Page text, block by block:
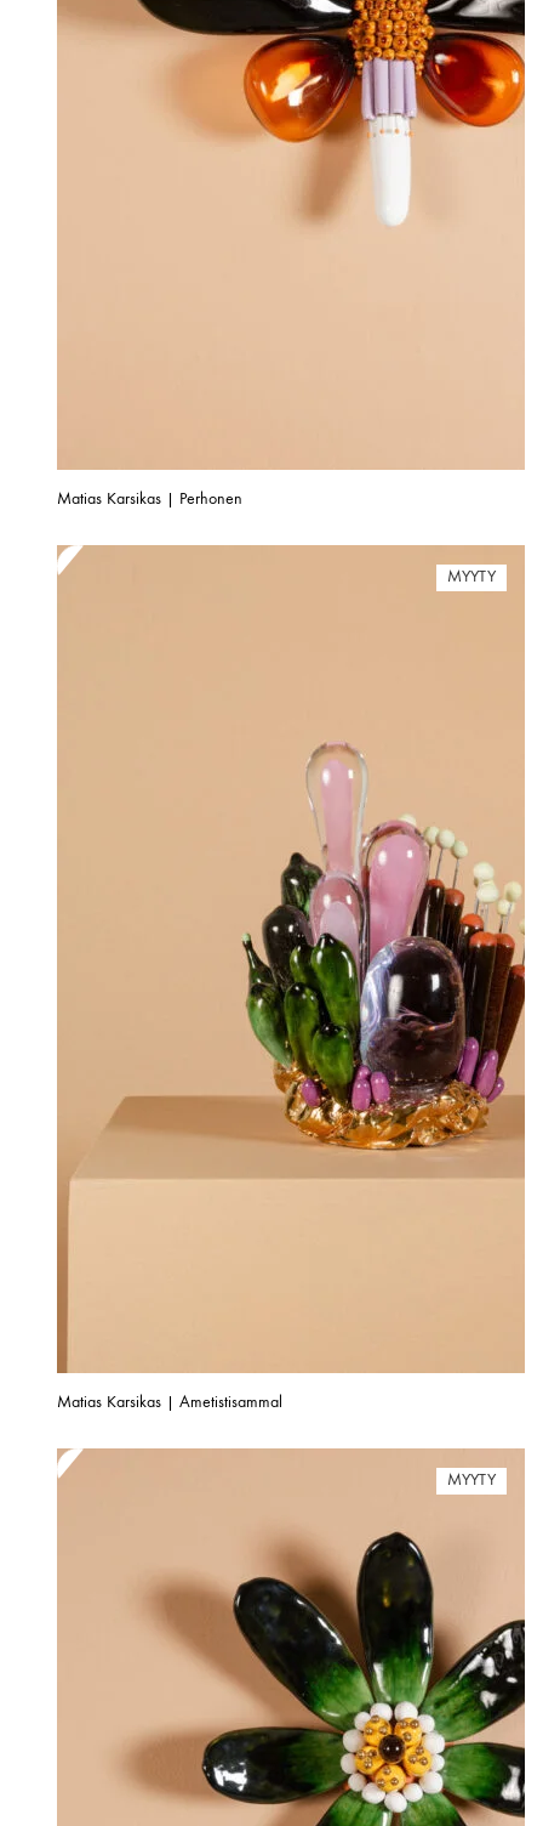
Matias Karsikas | Perhonen
MYYTY
Matias Karsikas | Ametistisammal
MYYTY